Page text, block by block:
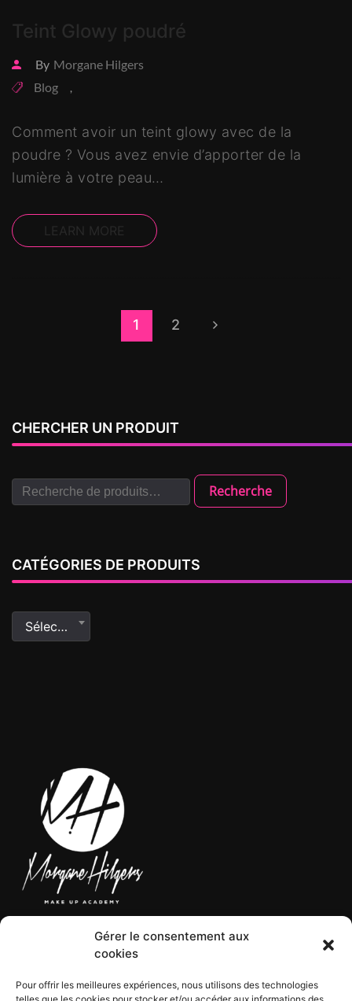
Gérer le consentement aux
cookies
Pour offrir les meilleures expériences, nous utilisons des technologies
Teint Glowy poudré
By Morgane Hilgers
Blog
,
Comment avoir un teint glowy avec de la
poudre ? Vous avez envie d’apporter de la
lumière à votre peau…
LEARN MORE
1 2
CHERCHER UN PRODUIT
Recherche
CATÉGORIES DE PRODUITS
Sélectionner une catégorie